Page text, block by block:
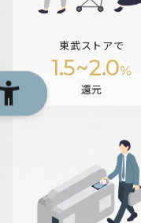
東武ストアで
1.5~2.0%
還元